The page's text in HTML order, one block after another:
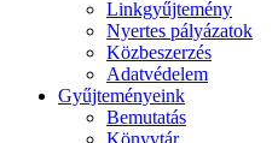
Linkgyűjtemény
Nyertes pályázatok
Közbeszerzés
Adatvédelem
Gyűjteményeink
Bemutatás
Könyvtár